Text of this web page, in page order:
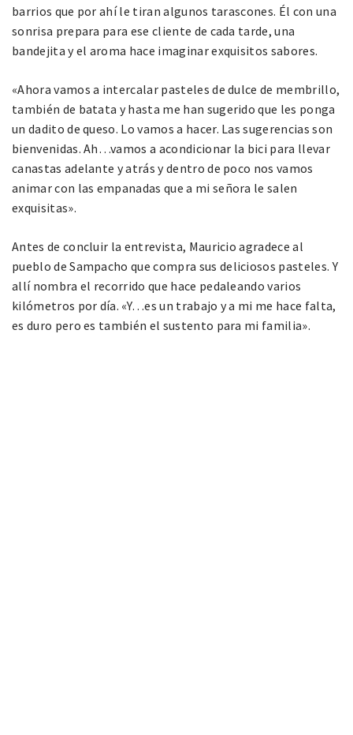
barrios que por ahí le tiran algunos tarascones. Él con una
sonrisa prepara para ese cliente de cada tarde, una
bandejita y el aroma hace imaginar exquisitos sabores.
«Ahora vamos a intercalar pasteles de dulce de membrillo,
también de batata y hasta me han sugerido que les ponga
un dadito de queso. Lo vamos a hacer. Las sugerencias son
bienvenidas. Ah…vamos a acondicionar la bici para llevar
canastas adelante y atrás y dentro de poco nos vamos
animar con las empanadas que a mi señora le salen
exquisitas».
Antes de concluir la entrevista, Mauricio agradece al
pueblo de Sampacho que compra sus deliciosos pasteles. Y
allí nombra el recorrido que hace pedaleando varios
kilómetros por día. «Y…es un trabajo y a mi me hace falta,
es duro pero es también el sustento para mi familia».